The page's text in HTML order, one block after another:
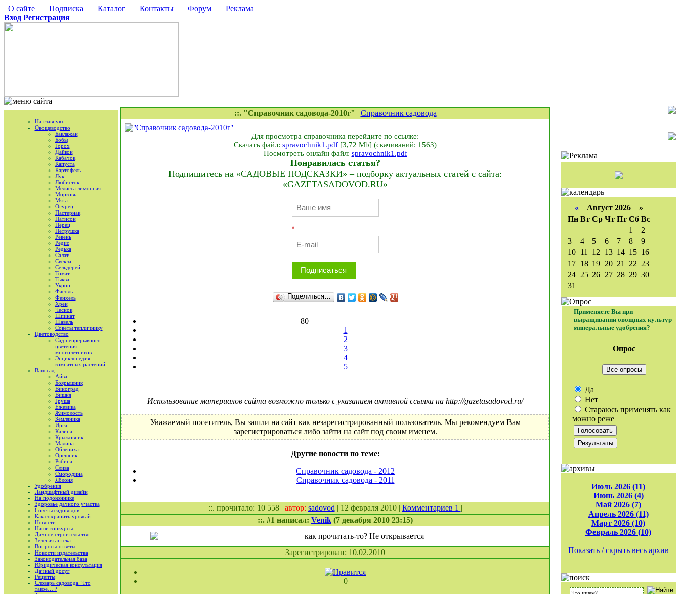
О сайте Подписка Каталог Контакты Форум
Реклама
Вход Регистрация
На главную
Овощеводство
Баклажан
Бобы
Горох
Дайкон
Кабачок
Капуста
Картофель
Лук
Любисток
Мелисса лимонная
Морковь
Мята
Огурец
Пастернак
Патисон
Перец
Петрушка
Ревень
Редис
Редька
Салат
Свекла
Сельдерей
Томат
Тыква
Укроп
Фасоль
Фенхель
Хрен
Чеснок
Шпинат
Шавель
Советы тепличнику
Цветоводство
Сад непрерывного
цветения
многолетников
Энциклопедия
комнатных растений
Ваш сад
Айва
Боярышник
Виноград
Вишня
Груша
Ежевика
Жимолость
Земляника
Ирга
Калина
Крыжовник
Малина
Облепиха
Орешник
Рябина
Слива
Смородина
Яблоня
Удобрения
Ландшафтный дизайн
На подоконнике
Здоровье дачного участка
Советы садоводов
Как сохранить урожай
Новости
Наши конкурсы
Дачное строительство
Зелёная аптека
Вопросы-ответы
Новости издательства
Законодательная база
Юридическая консультация
Дачный досуг
Рецепты
Словарь садовода. Что
такое… ?
::. "Справочник садовода-2010г" | Справочник садовода
Для просмотра справочника перейдите по ссылке:
Скачать файл: spravochnik1.pdf [3,72 Mb] (cкачиваний: 1563)
Посмотреть онлайн файл: spravochnik1.pdf
Понравилась статья?
Подпишитесь на «САДОВЫЕ ПОДСКАЗКИ» – подборку актуальных статей с сайта:
«GAZETASADOVOD.RU»
*
Подписаться
Поделиться…
80
1
2
3
4
5
Использование материалов сайта возможно только с указанием активной ссылки на http://gazetasadovod.ru/
Уважаемый посетитель, Вы зашли на сайт как незарегистрированный пользователь. Мы рекомендуем Вам
зарегистрироваться либо зайти на сайт под своим именем.
Другие новости по теме:
Справочник садовода - 2012
Справочник садовода - 2011
::. прочитало: 10 558 | автор: sadovod | 12 февраля 2010 | Комментариев 1 |
::. #1 написал: Venik (7 декабря 2010 23:15)
как прочитать-то? Не открывается
Зарегистрирован: 10.02.2010
0
« Август 2026 »
Пн Вт Ср Чт Пт Сб Вс
1
2
3
4 5 6 7 8
9
10 11 12 13 14 15 16
17 18 19 20 21 22 23
24 25 26 27 28 29 30
31
Применяете Вы при
выращивании овощных культур
минеральные удобрения?
Опрос
Все опросы
Да
Нет
Стараюсь применять как
можно реже
Июль 2026 (11)
Июнь 2026 (4)
Май 2026 (7)
Апрель 2026 (11)
Март 2026 (10)
Февраль 2026 (10)
Показать / скрыть весь архив